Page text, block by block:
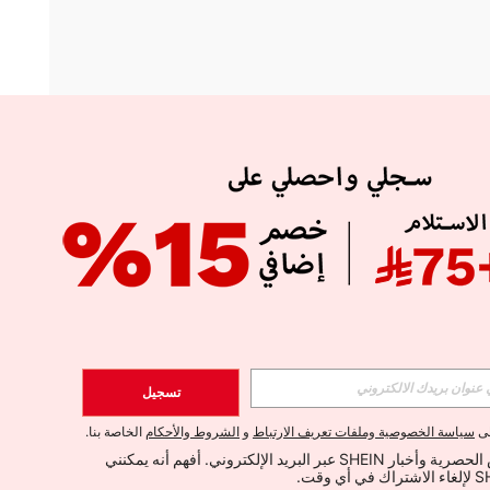
APP
الإشتراك
اشتراك
تسجيل
سياسة الخصوصية وملفات تعريف الارتباط و الشروط والأحكام الخاصة بنا.
أود تلقي العروض الحصرية وأخبار SHEIN عبر البريد الإلكتروني. أفهم أنه يمكنني